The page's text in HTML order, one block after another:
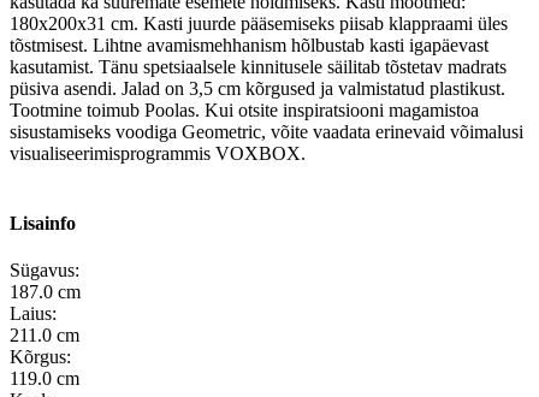
180x200x31 cm. Kasti juurde pääsemiseks piisab klappraami üles
tõstmisest. Lihtne avamismehhanism hõlbustab kasti igapäevast
kasutamist. Tänu spetsiaalsele kinnitusele säilitab tõstetav madrats
püsiva asendi. Jalad on 3,5 cm kõrgused ja valmistatud plastikust.
Tootmine toimub Poolas. Kui otsite inspiratsiooni magamistoa
sisustamiseks voodiga Geometric, võite vaadata erinevaid võimalusi
visualiseerimisprogrammis VOXBOX.
Lisainfo
Sügavus:
187.0 cm
Laius:
211.0 cm
Kõrgus:
119.0 cm